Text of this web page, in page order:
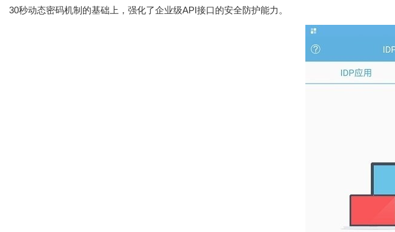
30秒动态密码机制的基础上，强化了企业级API接口的安全防护能力。